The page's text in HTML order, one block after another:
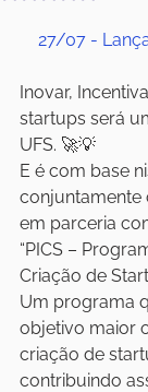
27/07 -
Inovar,
startups será
UFS. 🚀💡
E é com base
conjuntamente
em parceria
“PICS –
Criação de
Um programa
objetivo maior
criação de
contribuindo